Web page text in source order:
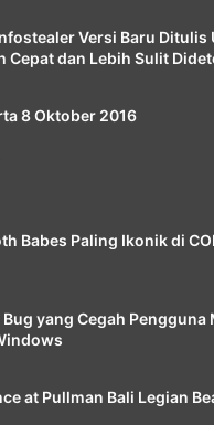
Versi Baru Ditulis
Cepat dan Lebih Sulit
8 Oktober 2016
Babes Paling Ikonik di
yang Cegah Pengguna
at Pullman Bali Legian